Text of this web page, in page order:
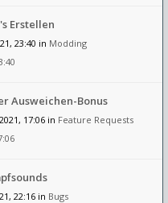
Erstellen
23:40 in Modding
Ausweichen-Bonus
17:06 in Feature Requests
22:16 in Bugs